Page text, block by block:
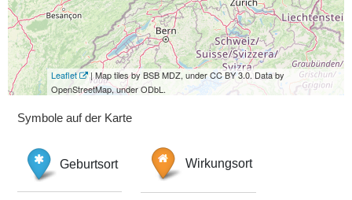
Leaflet
| Map tiles by BSB MDZ, under CC BY 3.0. Data by
OpenStreetMap, under ODbL.
Symbole auf der Karte
Geburtsort Wirkungsort